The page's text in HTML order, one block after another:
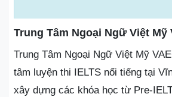
Trung Tâm Ngoại Ngữ Việt Mỹ
Trung Tâm Ngoại Ngữ Việt Mỹ
tâm luyện thi IELTS nổi tiếng tại
xây dựng các khóa học từ Pre-